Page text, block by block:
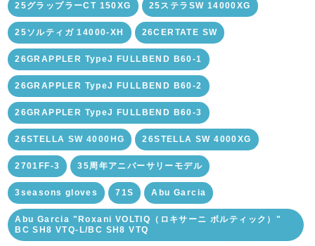
25グラップラーCT 150XG 25ステラSW 14000XG
25ソルティガ 14000-XH 26CERTATE SW
26GRAPPLER TypeJ FULLBEND B60-1
26GRAPPLER TypeJ FULLBEND B60-2
26GRAPPLER TypeJ FULLBEND B60-3
26STELLA SW 4000HG 26STELLA SW 4000XG
2701FF-3 35周年アニバーサリーモデル
3seasons gloves 71S Abu Garcia
Abu Garcia "Roxani VOLTIQ（ロキサーニ ボルティック）"
BC SH8 VTQ-L/BC SH8 VTQ